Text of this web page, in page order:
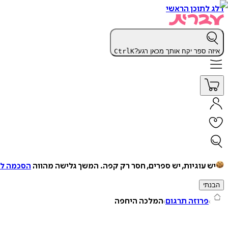
דלג לתוכן הראשי
איזה ספר יקח אותך מכאן רגע? CtrlK
יש עוגיות, יש ספרים, חסר רק קפה. המשך גלישה מהווה הסכמה
הבנתי
פרוזה תרגום המלכה היחפה